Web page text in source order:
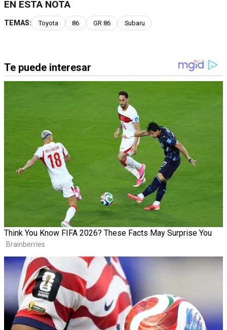
EN ESTA NOTA
TEMAS: Toyota 86 GR 86 Subaru